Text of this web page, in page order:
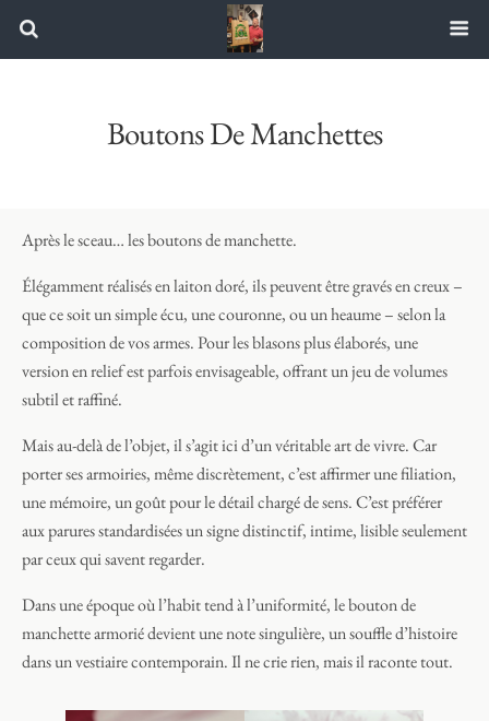
Boutons De Manchettes
Après le sceau… les boutons de manchette.
Élégamment réalisés en laiton doré, ils peuvent être gravés en creux –
que ce soit un simple écu, une couronne, ou un heaume – selon la
composition de vos armes. Pour les blasons plus élaborés, une
version en relief est parfois envisageable, offrant un jeu de volumes
subtil et raffiné.
Mais au-delà de l’objet, il s’agit ici d’un véritable art de vivre. Car
porter ses armoiries, même discrètement, c’est affirmer une filiation,
une mémoire, un goût pour le détail chargé de sens. C’est préférer
aux parures standardisées un signe distinctif, intime, lisible seulement
par ceux qui savent regarder.
Dans une époque où l’habit tend à l’uniformité, le bouton de
manchette armorié devient une note singulière, un souffle d’histoire
dans un vestiaire contemporain. Il ne crie rien, mais il raconte tout.